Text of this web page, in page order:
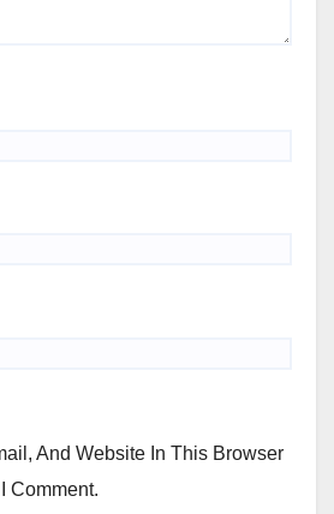
And Website In This Browser
Comment.